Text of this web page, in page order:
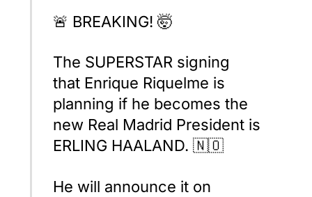
🚨 BREAKING! 🤯
The SUPERSTAR signing
that Enrique Riquelme is
planning if he becomes the
new Real Madrid President is
ERLING HAALAND. 🇳🇴
He will announce it on